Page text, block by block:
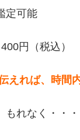
定可能
円（税込）
えれば、時間
もれなく・・・